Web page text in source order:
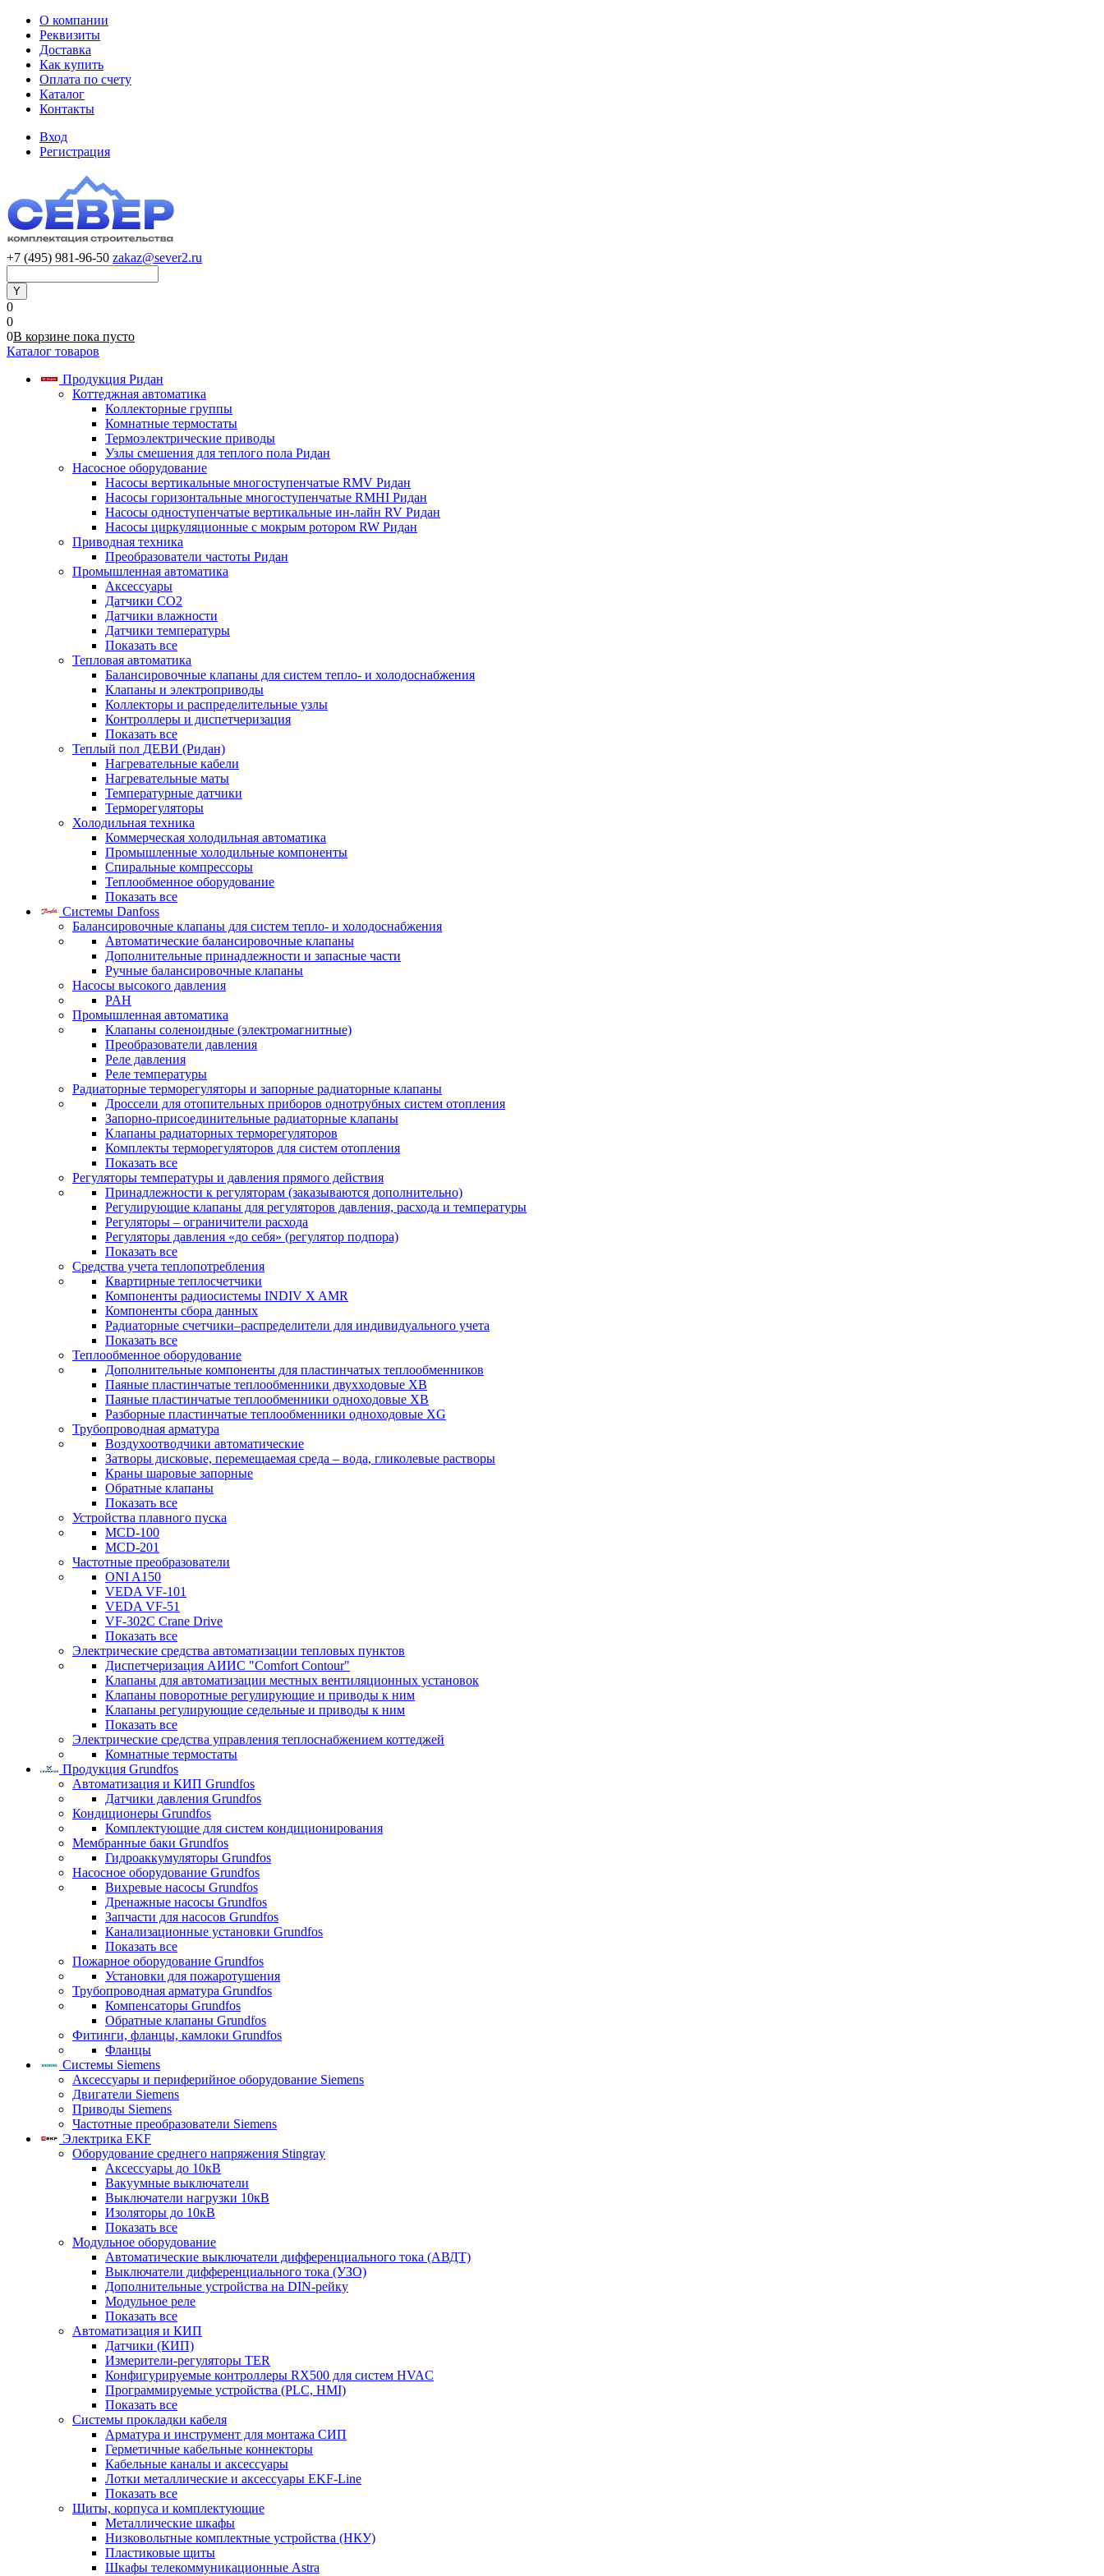
О компании
Реквизиты
Доставка
Как купить
Оплата по счету
Каталог
Контакты
Вход
Регистрация
+7 (495) 981-96-50 zakaz@sever2.ru
0
0
0В корзине пока пусто
Каталог товаров
Продукция Ридан
Коттеджная автоматика
Коллекторные группы
Комнатные термостаты
Термоэлектрические приводы
Узлы смешения для теплого пола Ридан
Насосное оборудование
Насосы вертикальные многоступенчатые RMV Ридан
Насосы горизонтальные многоступенчатые RMHI Ридан
Насосы одноступенчатые вертикальные ин-лайн RV Ридан
Насосы циркуляционные с мокрым ротором RW Ридан
Приводная техника
Преобразователи частоты Ридан
Промышленная автоматика
Аксессуары
Датчики CO2
Датчики влажности
Датчики температуры
Показать все
Тепловая автоматика
Балансировочные клапаны для систем тепло- и холодоснабжения
Клапаны и электроприводы
Коллекторы и распределительные узлы
Контроллеры и диспетчеризация
Показать все
Теплый пол ДЕВИ (Ридан)
Нагревательные кабели
Нагревательные маты
Температурные датчики
Терморегуляторы
Холодильная техника
Коммерческая холодильная автоматика
Промышленные холодильные компоненты
Спиральные компрессоры
Теплообменное оборудование
Показать все
Системы Danfoss
Балансировочные клапаны для систем тепло- и холодоснабжения
Автоматические балансировочные клапаны
Дополнительные принадлежности и запасные части
Ручные балансировочные клапаны
Насосы высокого давления
PAH
Промышленная автоматика
Клапаны соленоидные (электромагнитные)
Преобразователи давления
Реле давления
Реле температуры
Радиаторные терморегуляторы и запорные радиаторные клапаны
Дроссели для отопительных приборов однотрубных систем отопления
Запорно-присоединительные радиаторные клапаны
Клапаны радиаторных терморегуляторов
Комплекты терморегуляторов для систем отопления
Показать все
Регуляторы температуры и давления прямого действия
Принадлежности к регуляторам (заказываются дополнительно)
Регулирующие клапаны для регуляторов давления, расхода и температуры
Регуляторы – ограничители расхода
Регуляторы давления «до себя» (регулятор подпора)
Показать все
Средства учета теплопотребления
Квартирные теплосчетчики
Компоненты радиосистемы INDIV X AMR
Компоненты сбора данных
Радиаторные счетчики–распределители для индивидуального учета
Показать все
Теплообменное оборудование
Дополнительные компоненты для пластинчатых теплообменников
Паяные пластинчатые теплообменники двухходовые XB
Паяные пластинчатые теплообменники одноходовые ХВ
Разборные пластинчатые теплообменники одноходовые ХG
Трубопроводная арматура
Воздухоотводчики автоматические
Затворы дисковые, перемещаемая среда – вода, гликолевые растворы
Краны шаровые запорные
Обратные клапаны
Показать все
Устройства плавного пуска
MCD-100
MCD-201
Частотные преобразователи
ONI A150
VEDA VF-101
VEDA VF-51
VF-302C Crane Drive
Показать все
Электрические средства автоматизации тепловых пунктов
Диспетчеризация АИИС "Comfort Contour"
Клапаны для автоматизации местных вентиляционных установок
Клапаны поворотные регулирующие и приводы к ним
Клапаны регулирующие седельные и приводы к ним
Показать все
Электрические средства управления теплоснабжением коттеджей
Комнатные термостаты
Продукция Grundfos
Автоматизация и КИП Grundfos
Датчики давления Grundfos
Кондиционеры Grundfos
Комплектующие для систем кондиционирования
Мембранные баки Grundfos
Гидроаккумуляторы Grundfos
Насосное оборудование Grundfos
Вихревые насосы Grundfos
Дренажные насосы Grundfos
Запчасти для насосов Grundfos
Канализационные установки Grundfos
Показать все
Пожарное оборудование Grundfos
Установки для пожаротушения
Трубопроводная арматура Grundfos
Компенсаторы Grundfos
Обратные клапаны Grundfos
Фитинги, фланцы, камлоки Grundfos
Фланцы
Системы Siemens
Аксессуары и периферийное оборудование Siemens
Двигатели Siemens
Приводы Siemens
Частотные преобразователи Siemens
Электрика EKF
Оборудование среднего напряжения Stingray
Аксессуары до 10кВ
Вакуумные выключатели
Выключатели нагрузки 10кВ
Изоляторы до 10кВ
Показать все
Модульное оборудование
Автоматические выключатели дифференциального тока (АВДТ)
Выключатели дифференциального тока (УЗО)
Дополнительные устройства на DIN-рейку
Модульное реле
Показать все
Автоматизация и КИП
Датчики (КИП)
Измерители-регуляторы TER
Конфигурируемые контроллеры RX500 для систем HVAC
Программируемые устройства (PLC, HMI)
Показать все
Системы прокладки кабеля
Арматура и инструмент для монтажа СИП
Герметичные кабельные коннекторы
Кабельные каналы и аксессуары
Лотки металлические и аксессуары EKF-Line
Показать все
Щиты, корпуса и комплектующие
Металлические шкафы
Низковольтные комплектные устройства (НКУ)
Пластиковые щиты
Шкафы телекоммуникационные Astra